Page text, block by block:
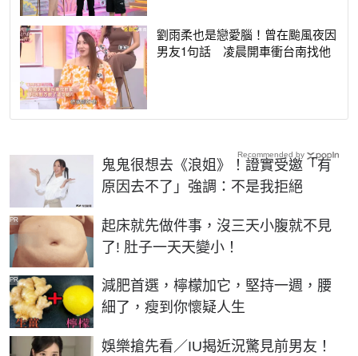
劉雨柔也是戀愛腦！曾在颱風夜因
男友1句話 凌晨開車衝台南找他
鬼鬼很想去《浪姐》！證實受邀「有
原因去不了」強調：不是我拒絕
起床就先做件事，沒三天小腹就不見
了! 肚子一天天變小！
PR
減肥首選，檸檬加它，堅持一週，腰
細了，瘦到你懷疑人生
PR
娛樂搶先看／IU揭近況驚見前男友！
Recommended by